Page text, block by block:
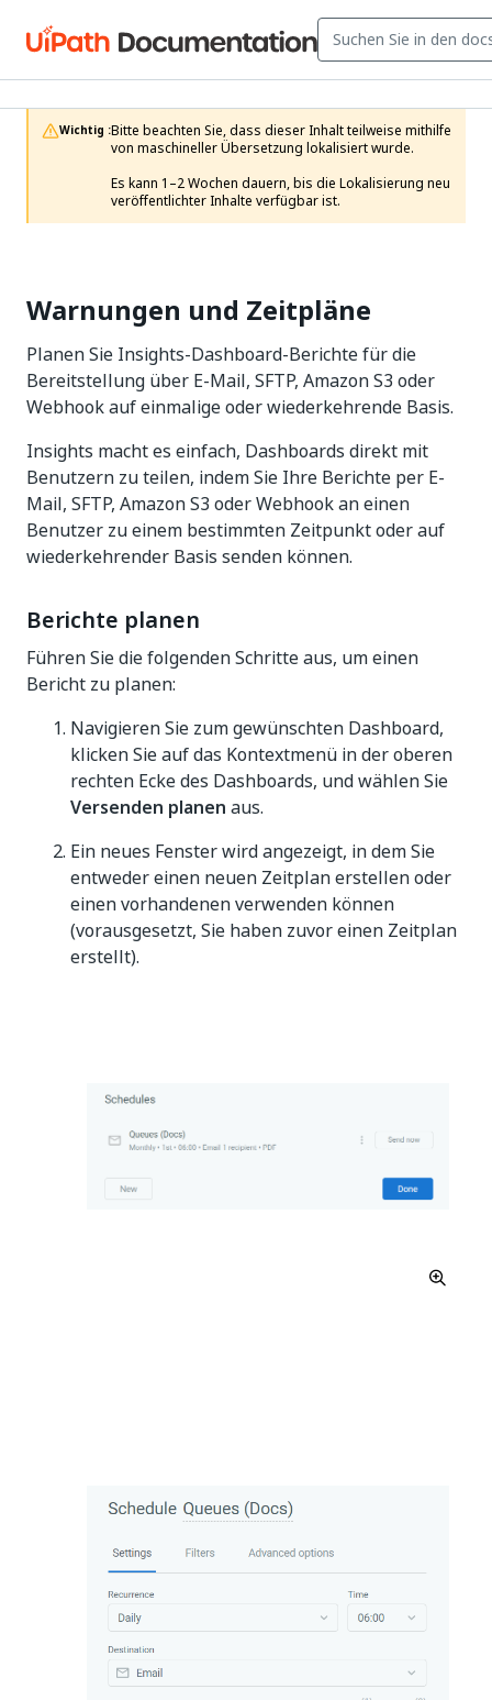
Wichtig :Bitte beachten Sie, dass dieser Inhalt teilweise mithilfe
von maschineller Übersetzung lokalisiert wurde.
Es kann 1–2 Wochen dauern, bis die Lokalisierung neu
veröffentlichter Inhalte verfügbar ist.
Warnungen und Zeitpläne
Planen Sie Insights-Dashboard-Berichte für die
Bereitstellung über E-Mail, SFTP, Amazon S3 oder
Webhook auf einmalige oder wiederkehrende Basis.
Insights macht es einfach, Dashboards direkt mit
Benutzern zu teilen, indem Sie Ihre Berichte per E-
Mail, SFTP, Amazon S3 oder Webhook an einen
Benutzer zu einem bestimmten Zeitpunkt oder auf
wiederkehrender Basis senden können.
Berichte planen
Führen Sie die folgenden Schritte aus, um einen
Bericht zu planen:
Navigieren Sie zum gewünschten Dashboard,
klicken Sie auf das Kontextmenü in der oberen
rechten Ecke des Dashboards, und wählen Sie
Versenden planen aus.
Ein neues Fenster wird angezeigt, in dem Sie
entweder einen neuen Zeitplan erstellen oder
einen vorhandenen verwenden können
(vorausgesetzt, Sie haben zuvor einen Zeitplan
erstellt).